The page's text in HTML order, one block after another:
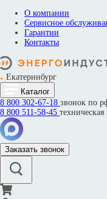
О компании
Сервисное
Гарантии
Контакты
Екатеринбург
Каталог
8 800 302-67-18 звонок по
8 800 511-58-45
Заказать звонок